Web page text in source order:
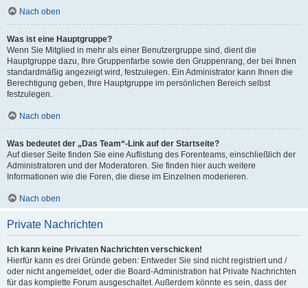
Nach oben
Was ist eine Hauptgruppe?
Wenn Sie Mitglied in mehr als einer Benutzergruppe sind, dient die
Hauptgruppe dazu, Ihre Gruppenfarbe sowie den Gruppenrang, der bei Ihnen
standardmäßig angezeigt wird, festzulegen. Ein Administrator kann Ihnen die
Berechtigung geben, Ihre Hauptgruppe im persönlichen Bereich selbst
festzulegen.
Nach oben
Was bedeutet der „Das Team“-Link auf der Startseite?
Auf dieser Seite finden Sie eine Auflistung des Forenteams, einschließlich der
Administratoren und der Moderatoren. Sie finden hier auch weitere
Informationen wie die Foren, die diese im Einzelnen moderieren.
Nach oben
Private Nachrichten
Ich kann keine Privaten Nachrichten verschicken!
Hierfür kann es drei Gründe geben: Entweder Sie sind nicht registriert und /
oder nicht angemeldet, oder die Board-Administration hat Private Nachrichten
für das komplette Forum ausgeschaltet. Außerdem könnte es sein, dass der